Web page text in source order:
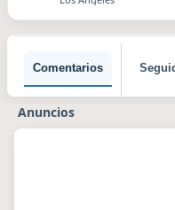
Comentarios
Anuncios